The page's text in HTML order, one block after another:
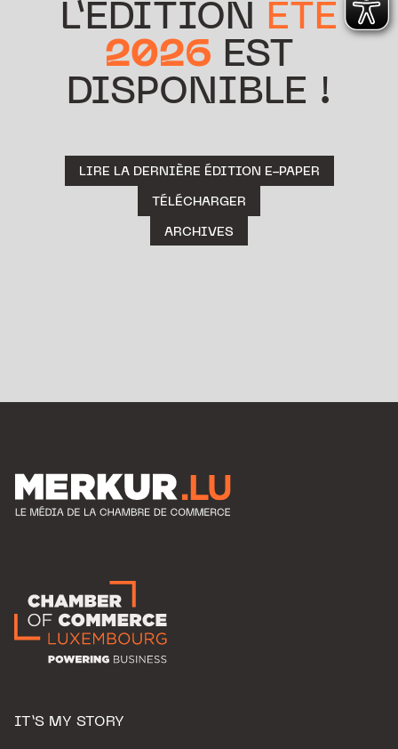
L’ÉDITION ÉTÉ
2026 EST
DISPONIBLE !
LIRE LA DERNIÈRE ÉDITION E-PAPER
TÉLÉCHARGER
ARCHIVES
IT’S MY STORY